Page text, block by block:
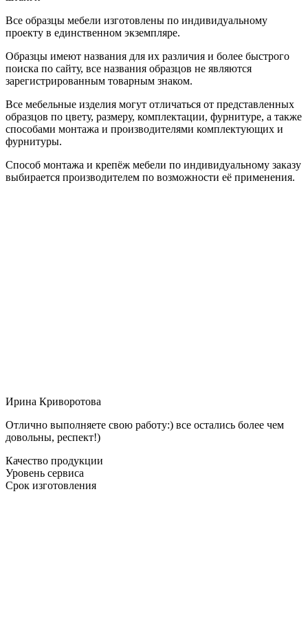
Все образцы мебели изготовлены по индивидуальному
проекту в единственном экземпляре.
Образцы имеют названия для их различия и более быстрого
поиска по сайту, все названия образцов не являются
зарегистрированным товарным знаком.
Все мебельные изделия могут отличаться от представленных
образцов по цвету, размеру, комплектации, фурнитуре, а также
способами монтажа и производителями комплектующих и
фурнитуры.
Способ монтажа и крепёж мебели по индивидуальному заказу
выбирается производителем по возможности её применения.
Ирина Криворотова
Отлично выполняете свою работу:) все остались более чем
довольны, респект!)
Качество продукции
Уровень сервиса
Срок изготовления